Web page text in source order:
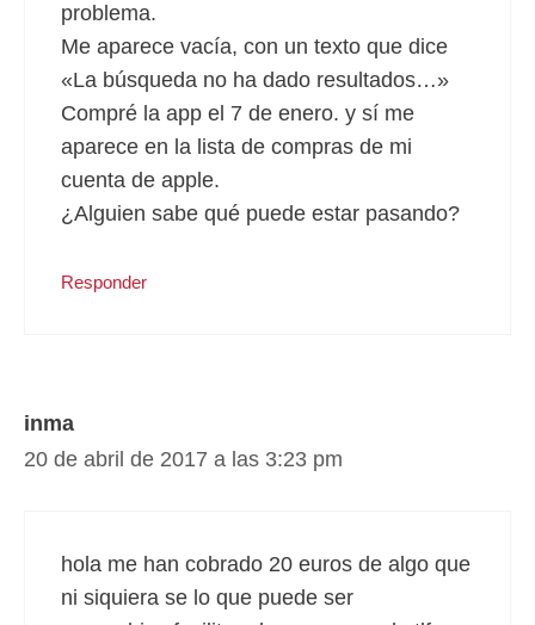
problema.
Me aparece vacía, con un texto que dice
«La búsqueda no ha dado resultados…»
Compré la app el 7 de enero. y sí me
aparece en la lista de compras de mi
cuenta de apple.
¿Alguien sabe qué puede estar pasando?
Responder
inma
20 de abril de 2017 a las 3:23 pm
hola me han cobrado 20 euros de algo que
ni siquiera se lo que puede ser